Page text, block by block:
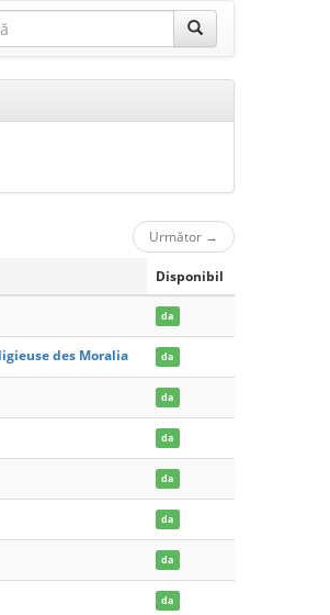
Următor →
Disponibil
da
des Moralia da
da
da
da
da
da
da